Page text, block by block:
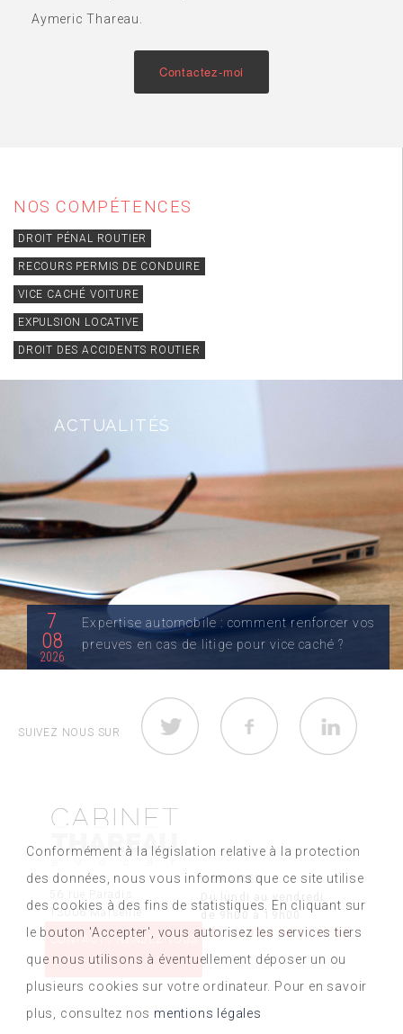
Aymeric Thareau.
Contactez-moi
NOS COMPÉTENCES
DROIT PÉNAL ROUTIER
RECOURS PERMIS DE CONDUIRE
VICE CACHÉ VOITURE
EXPULSION LOCATIVE
DROIT DES ACCIDENTS ROUTIER
ACTUALITÉS
7
08
2026
Expertise automobile : comment renforcer vos
preuves en cas de litige pour vice caché ?
cause ? Dans la majorité des dossiers, une...
LIRE LA SUITE
ce qui change en 2026
LIRE LA SUITE
SUIVEZ NOUS SUR
13006 Marseille
CONTACT / RENDEZ-VOUS
HORAIRES
Du lundi au vendredi
de 9h00 à 19h00
TÉL. (+33)4 96 11 11 82
Conformément à la législation relative à la protection
des données, nous vous informons que ce site utilise
des cookies à des fins de statistiques. En cliquant sur
le bouton 'Accepter', vous autorisez les services tiers
que nous utilisons à éventuellement déposer un ou
plusieurs cookies sur votre ordinateur. Pour en savoir
plus, consultez nos mentions légales